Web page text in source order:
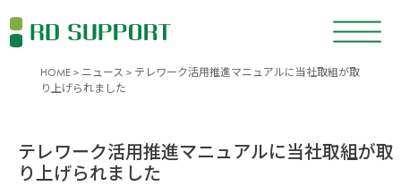
HOME> ニュース > テレワーク活用推進マニュアルに当社取組が取
り上げられました
テレワーク活用推進マニュアルに当社取組が取
り上げられました